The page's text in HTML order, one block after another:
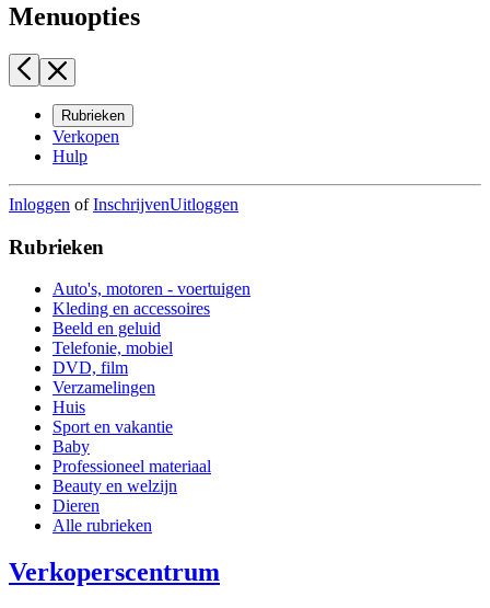
Menuopties
Rubrieken
Verkopen
Hulp
Inloggen ofInschrijvenUitloggen
Rubrieken
Auto's, motoren - voertuigen
Kleding en accessoires
Beeld en geluid
Telefonie, mobiel
DVD, film
Verzamelingen
Huis
Sport en vakantie
Baby
Professioneel materiaal
Beauty en welzijn
Dieren
Alle rubrieken
Verkoperscentrum